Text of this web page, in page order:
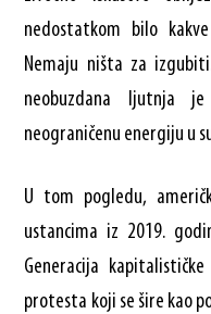
nedostatkom bilo
Nemaju ništa za
neobuzdana ljutnja
neograničenu energiju u
U tom pogledu,
ustancima iz 2019.
Generacija
protesta koji se šire kao